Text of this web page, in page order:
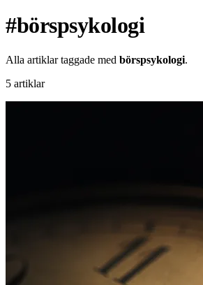
#börspsykologi
Alla artiklar taggade med börspsykologi.
5 artiklar